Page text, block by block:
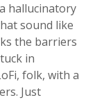
hallucinatory
sound like
the barriers
in
folk, with a
Just